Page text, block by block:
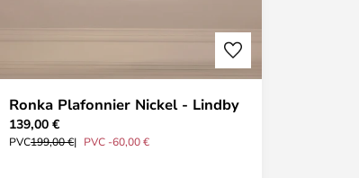
Ronka Plafonnier Nickel - Lindby
139,00 €
PVC199,00 € PVC -60,00 €